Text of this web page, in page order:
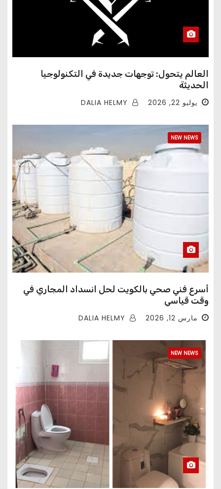
العالم يتحول: توجهات جديدة في التكنولوجيا
الحديثة
يوليو 22, 2026
NEW NEWS
أسرع فني صحي بالكويت لحل انسداد المجاري في
وقت قياسي
مارس 12, 2026
NEW NEWS